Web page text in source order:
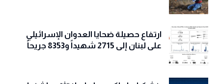
ارتفاع حصيلة ضحايا العدوان الإسرائيلي
على لبنان إلى 2715 شهيداً و8353 جريحاً